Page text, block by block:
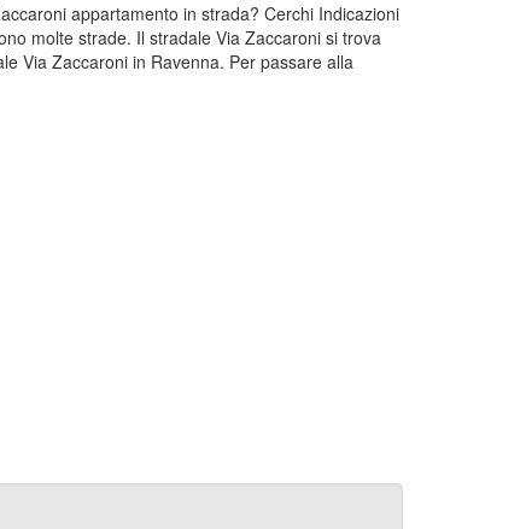
appartamento in strada? Cerchi Indicazioni
molte strade. Il stradale Via Zaccaroni si trova
Via Zaccaroni in Ravenna. Per passare alla